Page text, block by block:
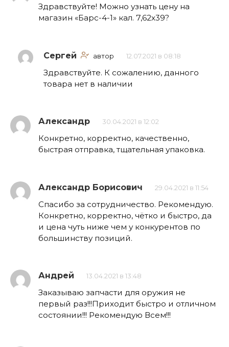
Здравствуйте! Можно узнать цену на
магазин «Барс-4-1» кал. 7,62х39?
Сергей автор 12.07.2021 в 08:18
Здравствуйте. К сожалению, данного
товара нет в наличии
Александр 30.04.2021 в 12:02
Конкретно, корректно, качественно,
быстрая отправка, тщательная упаковка.
Александр Борисович 29.04.2021 в 11:54
Спасибо за сотрудничество. Рекомендую.
Конкретно, корректно, чётко и быстро, да
и цена чуть ниже чем у конкурентов по
большинству позиций.
Андрей 13.04.2021 в 13:48
Заказываю запчасти для оружия не
первый раз!!!Приходит быстро и отличном
состоянии!!! Рекомендую Всем!!!